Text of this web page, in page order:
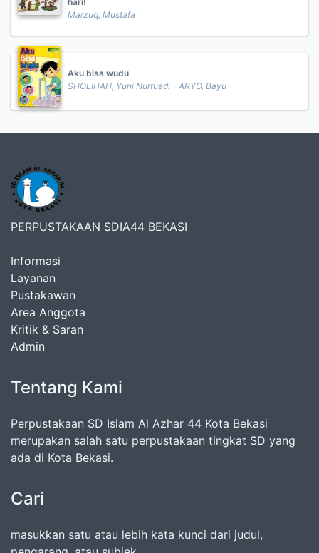
Marzuq, Mustafa
Aku bisa wudu
SHOLIHAH, Yuni Nurfuadi - ARYO, Bayu
PERPUSTAKAAN SDIA44 BEKASI
Informasi
Layanan
Pustakawan
Area Anggota
Kritik & Saran
Admin
Tentang Kami
Perpustakaan SD Islam Al Azhar 44 Kota Bekasi
merupakan salah satu perpustakaan tingkat SD yang
ada di Kota Bekasi.
Cari
masukkan satu atau lebih kata kunci dari judul,